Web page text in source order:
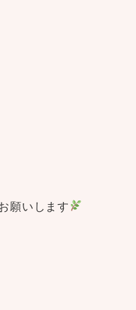
願いします